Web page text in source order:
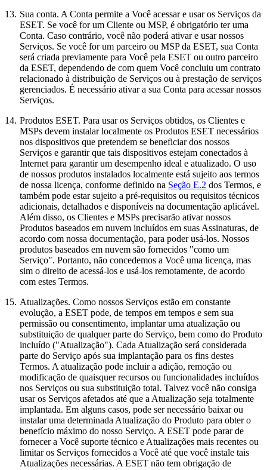
13. Sua conta. A Conta permite a Você acessar e usar os Serviços da
ESET. Se você for um Cliente ou MSP, é obrigatório ter uma
Conta. Caso contrário, você não poderá ativar e usar nossos
Serviços. Se você for um parceiro ou MSP da ESET, sua Conta
será criada previamente para Você pela ESET ou outro parceiro
da ESET, dependendo de com quem Você concluiu um contrato
relacionado à distribuição de Serviços ou à prestação de serviços
gerenciados. É necessário ativar a sua Conta para acessar nossos
Serviços.
14. Produtos ESET. Para usar os Serviços obtidos, os Clientes e
MSPs devem instalar localmente os Produtos ESET necessários
nos dispositivos que pretendem se beneficiar dos nossos
Serviços e garantir que tais dispositivos estejam conectados à
Internet para garantir um desempenho ideal e atualizado. O uso
de nossos produtos instalados localmente está sujeito aos termos
de nossa licença, conforme definido na Seção E.2 dos Termos, e
também pode estar sujeito a pré-requisitos ou requisitos técnicos
adicionais, detalhados e disponíveis na documentação aplicável.
Além disso, os Clientes e MSPs precisarão ativar nossos
Produtos baseados em nuvem incluídos em suas Assinaturas, de
acordo com nossa documentação, para poder usá-los. Nossos
produtos baseados em nuvem são fornecidos "como um
Serviço". Portanto, não concedemos a Você uma licença, mas
sim o direito de acessá-los e usá-los remotamente, de acordo
com estes Termos.
15. Atualizações. Como nossos Serviços estão em constante
evolução, a ESET pode, de tempos em tempos e sem sua
permissão ou consentimento, implantar uma atualização ou
substituição de qualquer parte do Serviço, bem como do Produto
incluído ("Atualização"). Cada Atualização será considerada
parte do Serviço após sua implantação para os fins destes
Termos. A atualização pode incluir a adição, remoção ou
modificação de quaisquer recursos ou funcionalidades incluídos
nos Serviços ou sua substituição total. Talvez você não consiga
usar os Serviços afetados até que a Atualização seja totalmente
implantada. Em alguns casos, pode ser necessário baixar ou
instalar uma determinada Atualização do Produto para obter o
benefício máximo do nosso Serviço. A ESET pode parar de
fornecer a Você suporte técnico e Atualizações mais recentes ou
limitar os Serviços fornecidos a Você até que você instale tais
Atualizações necessárias. A ESET não tem obrigação de